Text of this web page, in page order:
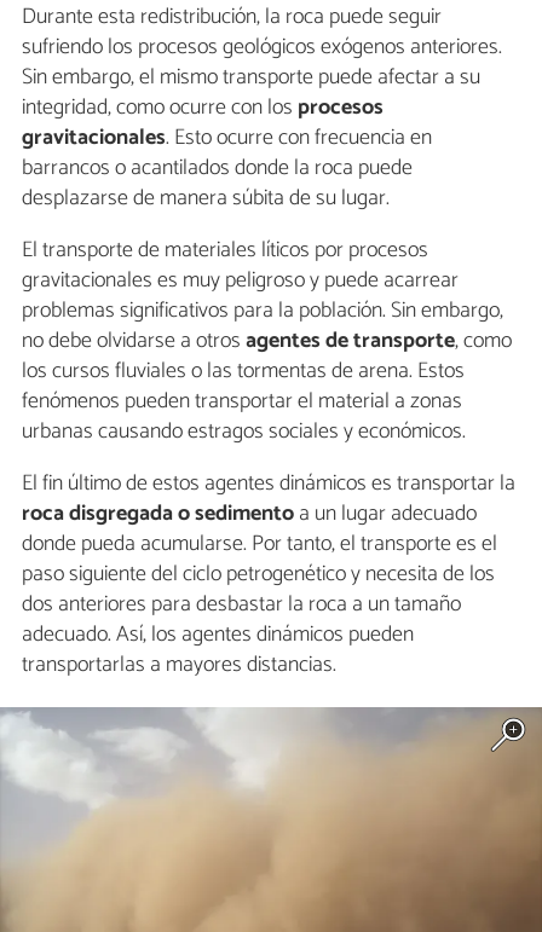
Durante esta redistribución, la roca puede seguir
sufriendo los procesos geológicos exógenos anteriores.
Sin embargo, el mismo transporte puede afectar a su
integridad, como ocurre con los procesos
gravitacionales. Esto ocurre con frecuencia en
barrancos o acantilados donde la roca puede
desplazarse de manera súbita de su lugar.
El transporte de materiales líticos por procesos
gravitacionales es muy peligroso y puede acarrear
problemas significativos para la población. Sin embargo,
no debe olvidarse a otrosagentes de transporte, como
los cursos fluviales o las tormentas de arena. Estos
fenómenos pueden transportar el material a zonas
urbanas causando estragos sociales y económicos.
El fin último de estos agentes dinámicos es transportar la
roca disgregada o sedimentoa un lugar adecuado
donde pueda acumularse. Por tanto, el transporte es el
paso siguiente del ciclo petrogenético y necesita de los
dos anteriores para desbastar la roca a un tamaño
adecuado. Así, los agentes dinámicos pueden
transportarlas a mayores distancias.